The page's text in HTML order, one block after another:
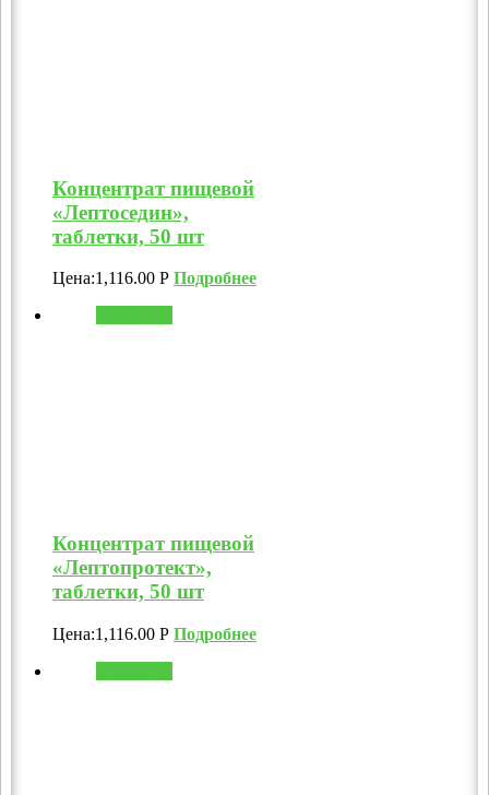
Концентрат пищевой
«Лептоседин»,
таблетки, 50 шт
Цена:1,116.00 Р Подробнее
Концентрат пищевой
«Лептопротект»,
таблетки, 50 шт
Цена:1,116.00 Р Подробнее